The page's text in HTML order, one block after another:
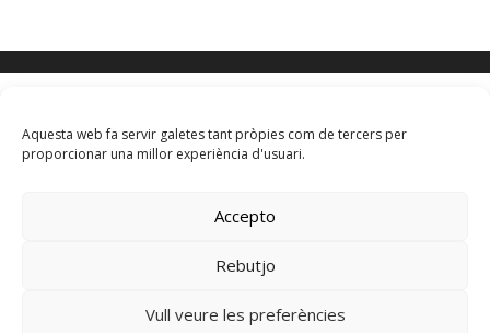
Aquesta web fa servir galetes tant pròpies com de tercers per
proporcionar una millor experiència d'usuari.
Accepto
Rebutjo
Vull veure les preferències
Calendari BQB
5 6 7 8